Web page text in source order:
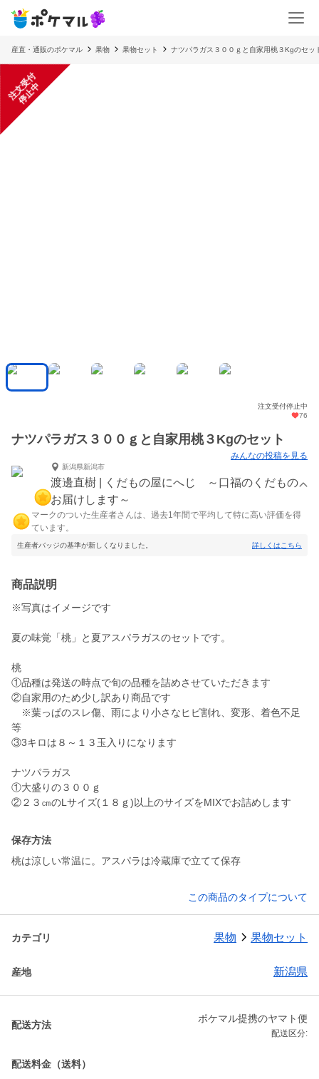
産直・通販のポケマル 果物 果物セット ナツパラガス３００ｇと自家用桃３Kgのセッ
注
文
受
付
停
止
中
注文受付停止中
76
ナツパラガス３００ｇと自家用桃３Kgのセット
みんなの投稿を見る
新潟県新潟市
渡邊直樹 | くだもの屋にへじ ～口福のくだもの
お届けします～
マークのついた生産者さんは、過去1年間で平均して特に高い評価を得
ています。
生産者バッジの基準が新しくなりました。 詳しくはこちら
商品説明
※写真はイメージです
夏の味覚「桃」と夏アスパラガスのセットです。
桃
①品種は発送の時点で旬の品種を詰めさせていただきます
②自家用のため少し訳あり商品です
※葉っぱのスレ傷、雨により小さなヒビ割れ、変形、着色不足
等
③3キロは８～１３玉入りになります
ナツパラガス
①大盛りの３００ｇ
保存方法
桃は涼しい常温に。アスパラは冷蔵庫で立てて保存
この商品のタイプについて
カテゴリ 果物 果物セット
産地 新潟県
配送方法
ポケマル提携のヤマト便
配送区分:
配送料金（送料）